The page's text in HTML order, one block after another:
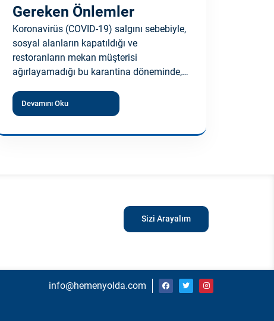
Gereken Önlemler
Koronavirüs (COVID-19) salgını sebebiyle,
sosyal alanların kapatıldığı ve
restoranların mekan müşterisi
ağırlayamadığı bu karantina döneminde,…
Devamını Oku
Sizi Arayalım
info@hemenyolda.com